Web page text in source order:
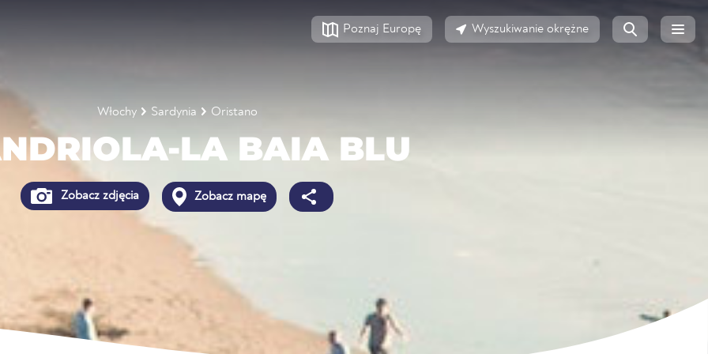
Poznaj Europę Wyszukiwanie okrężne
Włochy Sardynia Oristano
LA BAIA BLU
Zobacz zdjęcia Zobacz mapę